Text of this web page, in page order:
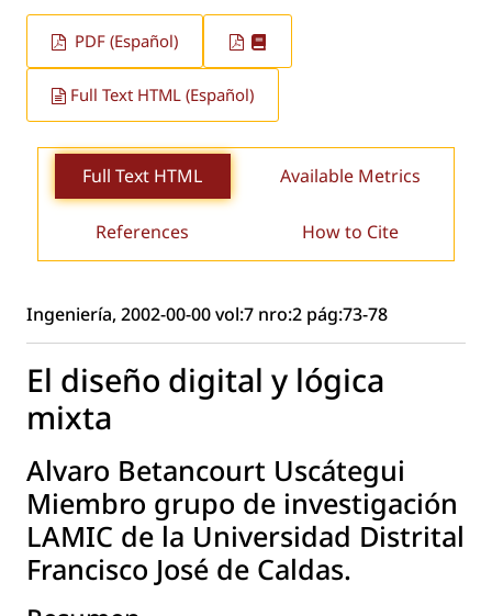
PDF (Español)
Full Text HTML (Español)
Full Text HTML Available Metrics
References How to Cite
Ingeniería, 2002-00-00 vol:7 nro:2 pág:73-78
El diseño digital y lógica
mixta
Alvaro Betancourt Uscátegui
Miembro grupo de investigación
LAMIC de la Universidad Distrital
Francisco José de Caldas.